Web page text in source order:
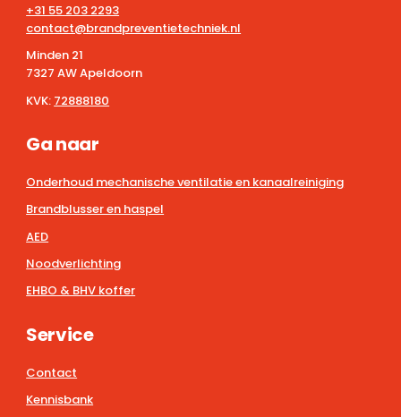
+31 55 203 2293
contact@brandpreventietechniek.nl
Minden 21
7327 AW Apeldoorn
KVK: 72888180
Ga naar
Onderhoud mechanische ventilatie en kanaalreiniging
Brandblusser en haspel
AED
Noodverlichting
EHBO & BHV koffer
Service
Contact
Kennisbank